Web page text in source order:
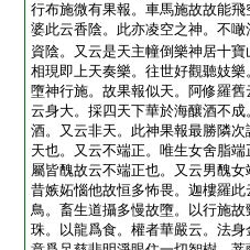
行布施微有果報。車馬施故故能飛
婆此云香陰。此亦凌空之神。不噉
資陰。又云是天主幢倒樂神居十寶
相現即上天奏樂。往世好觀聽妓樂
墮神行施。故果報似天。阿修羅舊
云身大。採四天下華於海釀酒不成
酒。又云非天。此神果報最勝隣次
天也。又云不端正。唯生女舍脂端
屬皆醜故云不端正也。又云男醜女
昔嫉妬惱他故恒多怖畏。迦樓羅此
鳥。畜生道攝多慢故墮。以行施故
珠。以龍爲食。權者華嚴云。法身